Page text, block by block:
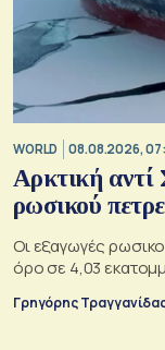
WORLD 08.08.2026,
Αρκτική αντί
ρωσικού
Οι εξαγωγές
όρο σε 4,03
Γρηγόρης